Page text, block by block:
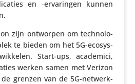
en ‑erva­ringen kunnen
zijn ontworpen om tech­no­lo­
te bieden om het 5G-ecosys­
Start-ups, academici,
werken samen met Verizon
grenzen van de 5G-netwerk­